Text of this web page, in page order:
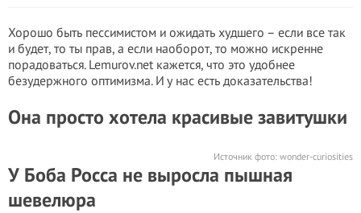
Хорошо быть пессимистом и ожидать худшего – если все так
и будет, то ты прав, а если наоборот, то можно искренне
порадоваться. Lemurov.net кажется, что это удобнее
безудержного оптимизма. И у нас есть доказательства!
Она просто хотела красивые завитушки
Источник фото: wonder-curiosities
У Боба Росса не выросла пышная
шевелюра